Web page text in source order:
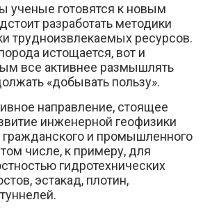
ученые готовятся к новым
разработать методики
трудноизвлекаемых ресурсов.
истощается, вот и
все активнее размышлять
«добывать пользу».
направление, стоящее
инженерной геофизики
гражданского и промышленного
том числе, к примеру, для
гидротехнических
эстакад, плотин,